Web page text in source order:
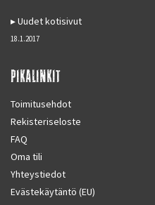
Uudet kotisivut
18.1.2017
PIKALINKIT
Toimitusehdot
Rekisteriseloste
FAQ
Oma tili
Yhteystiedot
Evästekäytäntö (EU)